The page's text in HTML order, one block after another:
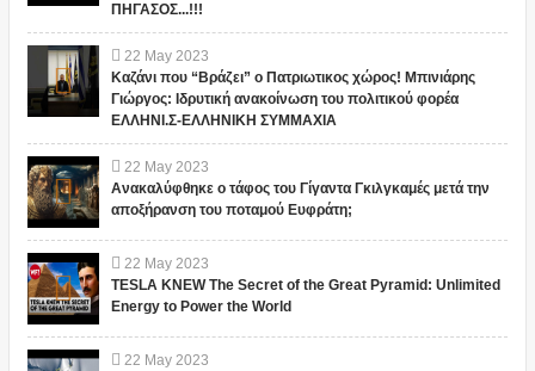
ΠΗΓΑΣΟΣ...!!!
22 May 2023
Καζάνι που “Βράζει” ο Πατριωτικος χώρος! Μπινιάρης
Γιώργος: Ιδρυτική ανακοίνωση του πολιτικού φορέα
ΕΛΛΗΝΙ.Σ-ΕΛΛΗΝΙΚΗ ΣΥΜΜΑΧΙΑ
22 May 2023
Ανακαλύφθηκε ο τάφος του Γίγαντα Γκιλγκαμές μετά την
αποξήρανση του ποταμού Ευφράτη;
22 May 2023
TESLA KNEW The Secret of the Great Pyramid: Unlimited
Energy to Power the World
22 May 2023